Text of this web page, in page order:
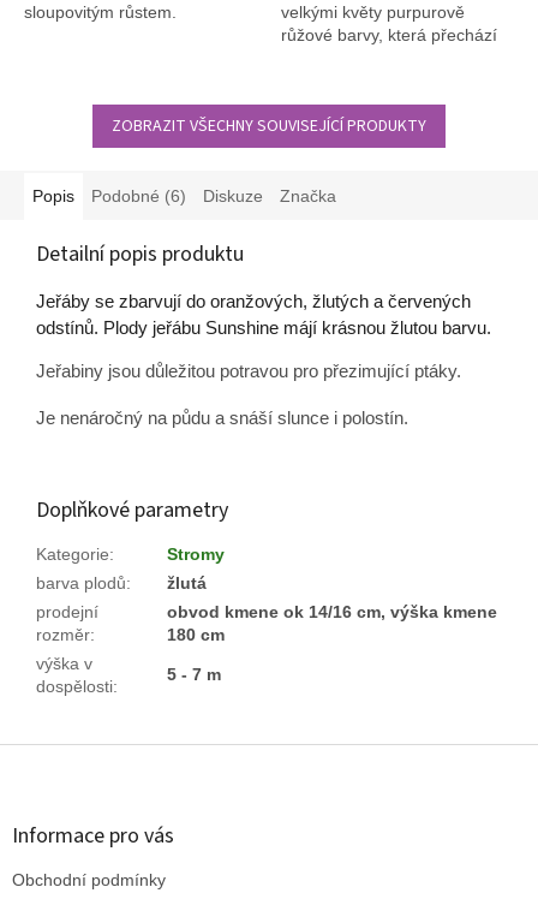
sloupovitým růstem.
velkými květy purpurově
růžové barvy, která přechází
ZOBRAZIT VŠECHNY SOUVISEJÍCÍ PRODUKTY
Popis Podobné (6) Diskuze Značka
Detailní popis produktu
Jeřáby se zbarvují do oranžových, žlutých a červených
odstínů. Plody jeřábu Sunshine májí krásnou žlutou barvu.
Jeřabiny jsou důležitou potravou pro přezimující ptáky.
Je nenáročný na půdu a snáší slunce i polostín.
Doplňkové parametry
Kategorie:
Stromy
barva plodů:
žlutá
prodejní
rozměr:
obvod kmene ok 14/16 cm, výška kmene
180 cm
výška v
dospělosti:
5 - 7 m
Z
Informace pro vás
Obchodní podmínky